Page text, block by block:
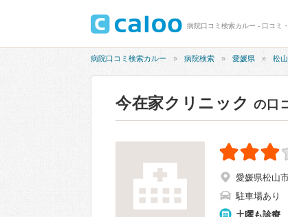
病院口コミ検索カルー - 口コミ
病院口コミ検索カルー 病院検索 愛媛県 松
今在家クリニック の口
愛媛県松山
駐車場あり
土曜も診療